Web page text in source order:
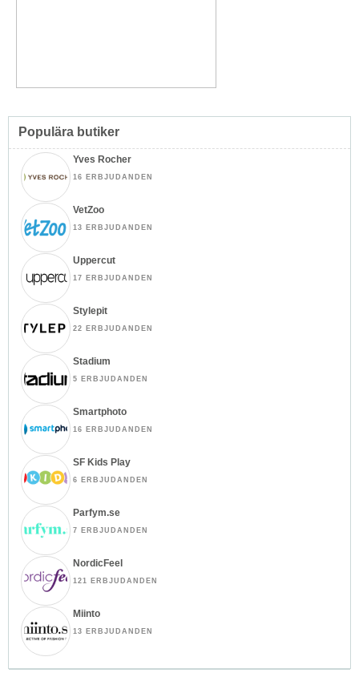
Populära butiker
Yves Rocher
16 ERBJUDANDEN
VetZoo
13 ERBJUDANDEN
Uppercut
17 ERBJUDANDEN
Stylepit
22 ERBJUDANDEN
Stadium
5 ERBJUDANDEN
Smartphoto
16 ERBJUDANDEN
SF Kids Play
6 ERBJUDANDEN
Parfym.se
7 ERBJUDANDEN
NordicFeel
121 ERBJUDANDEN
Miinto
13 ERBJUDANDEN